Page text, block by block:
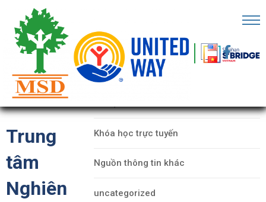
Trung
tâm
Nghiên
CATEGORIES
Khóa học trực tuyến
Nguồn thông tin khác
uncategorized